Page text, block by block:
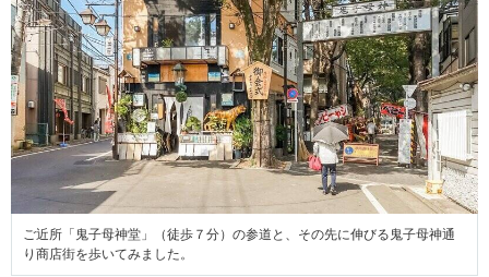
ご近所「鬼子母神堂」（徒歩７分）の参道と、その先に伸びる鬼子母神通
り商店街を歩いてみました。